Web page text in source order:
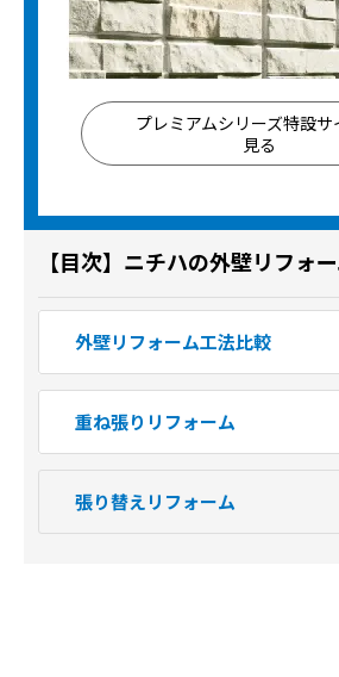
プレミアムシリーズ特設サ
見る
【目次】ニチハの外壁リフォ
外壁リフォーム工法比較
重ね張りリフォーム
張り替えリフォーム